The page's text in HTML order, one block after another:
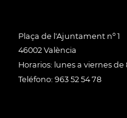
Plaça de l'Ajuntament nº 1
46002 València
Horarios: lunes a viernes de
Teléfono: 963 52 54 78